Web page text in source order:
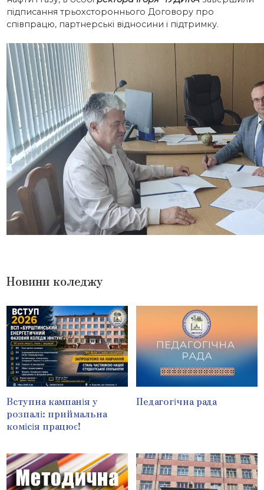
підписання трьохстороннього Договору про
співпрацю, партнерські відносини і підтримку.
Новини коледжу
Вступна кампанія у
розпалі: приймальна
комісія працює!
Педагогічна рада